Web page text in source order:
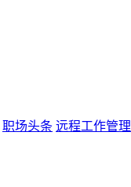
职场头条 远程工作管理